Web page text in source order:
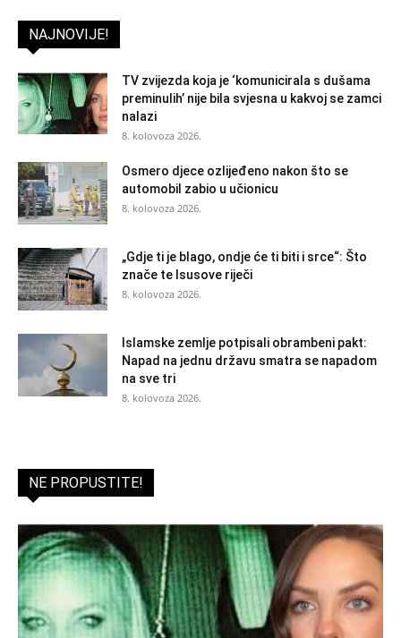
NAJNOVIJE!
TV zvijezda koja je ‘komunicirala s dušama
preminulih’ nije bila svjesna u kakvoj se zamci
nalazi
8. kolovoza 2026.
Osmero djece ozlijeđeno nakon što se
automobil zabio u učionicu
8. kolovoza 2026.
„Gdje ti je blago, ondje će ti biti i srce“: Što
znače te Isusove riječi
8. kolovoza 2026.
Islamske zemlje potpisali obrambeni pakt:
Napad na jednu državu smatra se napadom
na sve tri
8. kolovoza 2026.
NE PROPUSTITE!